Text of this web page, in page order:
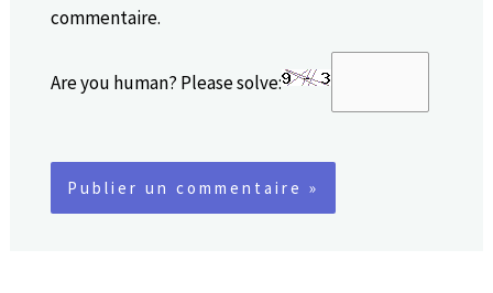
commentaire.
Are you human? Please solve: